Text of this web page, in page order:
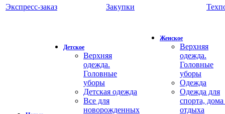
Экспресс-заказ Закупки
Детское
Верхняя
одежда.
Головные
уборы
Детская одежда
Все для
новорожденных
Женское
Верхняя
одежда.
Головные
уборы
Одежда
Одежда для
спорта,
отдыха